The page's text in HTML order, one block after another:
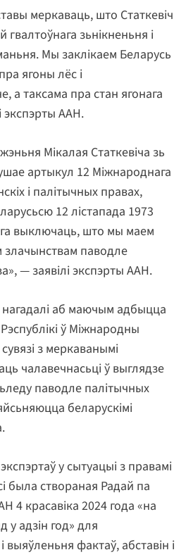
меркаваць, што Статкевіч
гвалтоўнага зьнікненьня і
Мы заклікаем Беларусь
ягоны лёс і
а таксама пра стан ягонага
экспэрты ААН.
Мікалая Статкевіча зь
артыкул 12 Міжнароднага
і палітычных правах,
12 лістапада 1973
выключаць, што мы маем
паводле
— заявілі экспэрты ААН.
нагадалі аб маючым адбыцца
ў Міжнародны
з меркаванымі
чалавечнасьці ў выглядзе
паводле палітычных
беларускімі
у сытуацыі з правамі
была створаная Радай па
4 красавіка 2024 года «на
адзін год» для
выяўленьня фактаў, абставін і